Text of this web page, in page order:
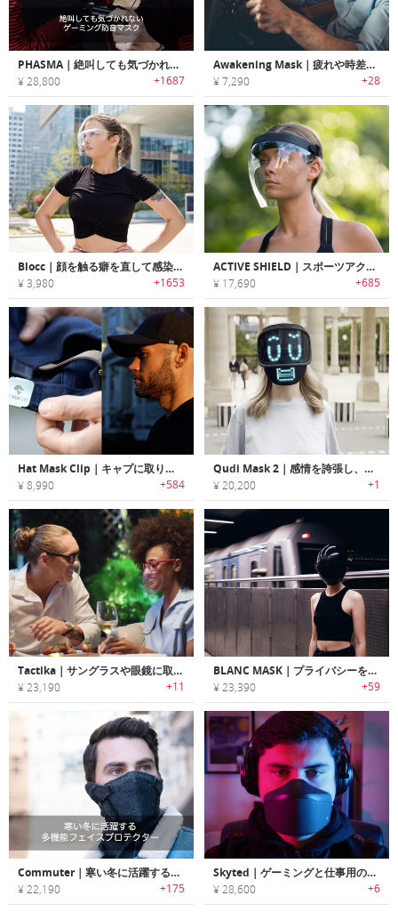
PHASMA｜絶叫しても気づかれないゲーミング防音マスク「ファズマ」
¥ 28,800 +1687
Awakening Mask｜疲れや時差ぼけを低減するエナジーフェイスマスク「アウェーキングマスク」
¥ 7,290 +28
Blocc｜顔を触る癖を直して感染を防止するスタイリッシュフェイスシールド「ブロック」
¥ 3,980 +1653
ACTIVE SHIELD｜スポーツアクティビティに最適なハイブリッドフェイスマスクシールド「アクティブシールド」
¥ 17,690 +685
Hat Mask Clip｜キャプに取り付けてマスク忘れ・耳の痛みにサヨナラするマスククリップ「ハットマスククリップ」
¥ 8,990 +584
Qudi Mask 2｜感情を誇張し、あなたの言葉や動きに反応するスマートマスク
¥ 20,200 +1
Tactika｜サングラスや眼鏡に取り付け可能なクリップオンフェイスマスク「タクティカ」
¥ 23,190 +11
BLANC MASK｜プライバシーを確保するフルフェイスマスク「ブランクマスク」
¥ 23,390 +59
Commuter｜寒い冬に活躍する多機能フェイスプロテクター「コミューター」
¥ 22,190 +175
Skyted｜ゲーミングと仕事用の声漏れ防止マスク
¥ 28,600 +6